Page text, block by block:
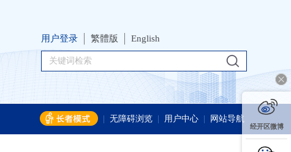
用户登录 繁體版 English
无障碍浏览 用户中心 网站导航
经开区微博